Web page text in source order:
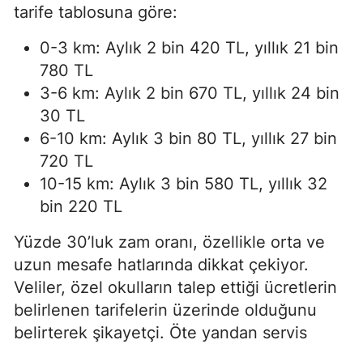
tarife tablosuna göre:
0-3 km: Aylık 2 bin 420 TL, yıllık 21 bin
780 TL
3-6 km: Aylık 2 bin 670 TL, yıllık 24 bin
30 TL
6-10 km: Aylık 3 bin 80 TL, yıllık 27 bin
720 TL
10-15 km: Aylık 3 bin 580 TL, yıllık 32
bin 220 TL
Yüzde 30’luk zam oranı, özellikle orta ve
uzun mesafe hatlarında dikkat çekiyor.
Veliler, özel okulların talep ettiği ücretlerin
belirlenen tarifelerin üzerinde olduğunu
belirterek şikayetçi. Öte yandan servis